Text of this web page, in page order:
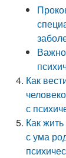
Как
с
Как
с ума